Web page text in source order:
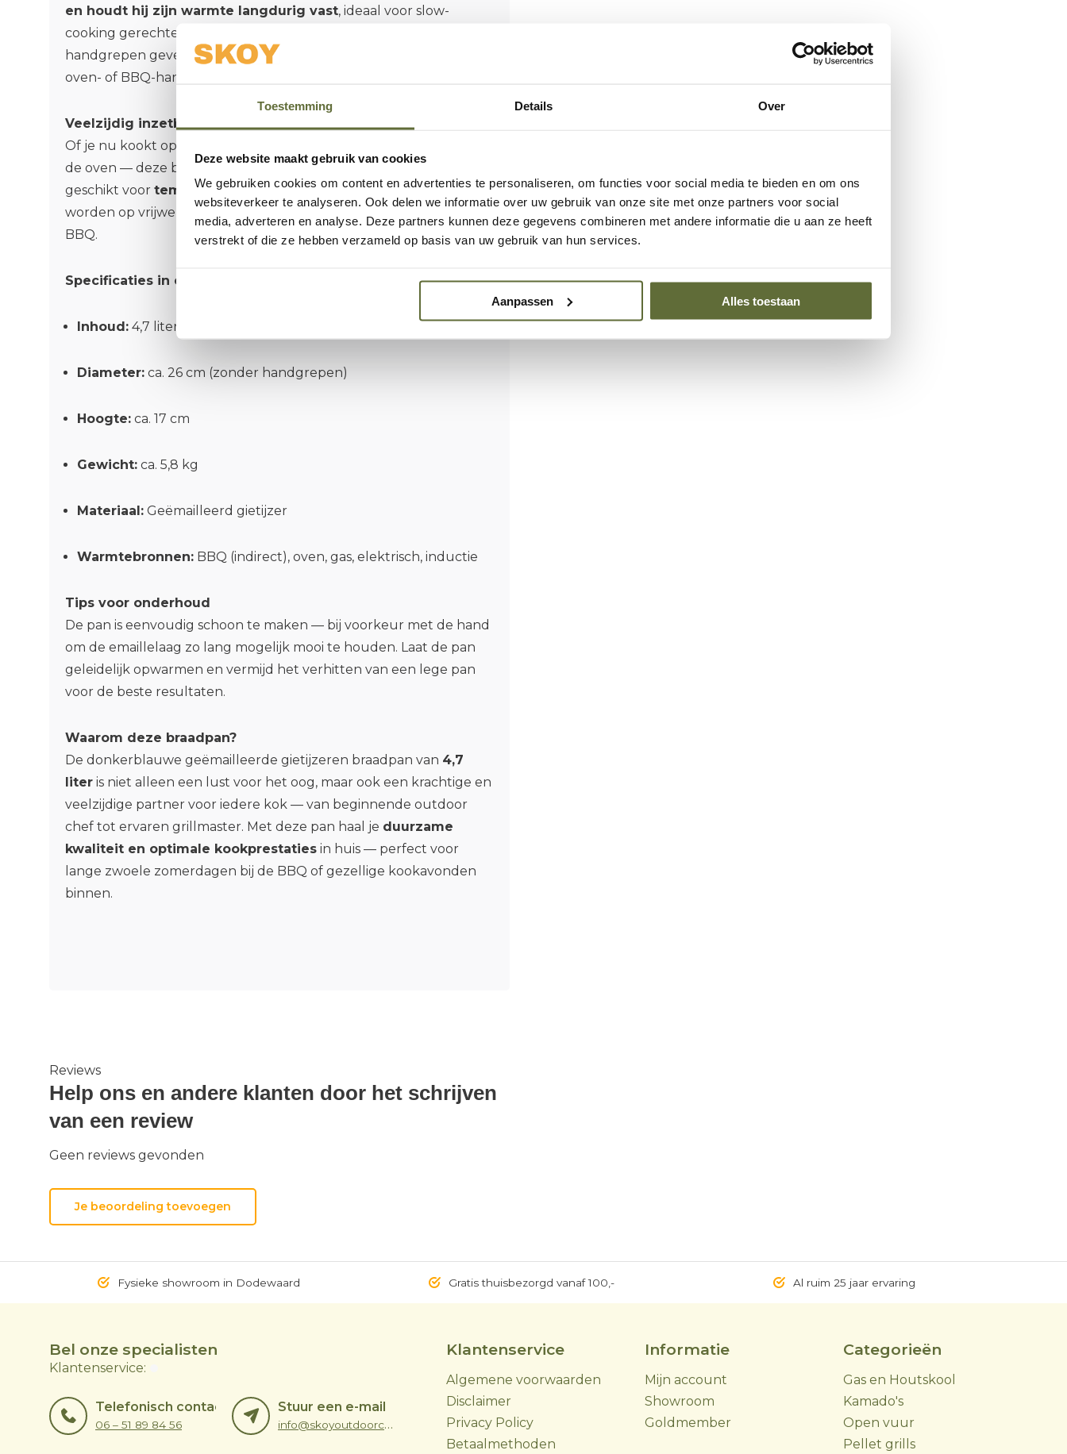
Toestemming Details Over
Deze website maakt gebruik van cookies
We gebruiken cookies om content en advertenties te personaliseren, om functies voor social media te bieden en om ons
websiteverkeer te analyseren. Ook delen we informatie over uw gebruik van onze site met onze partners voor social
media, adverteren en analyse. Deze partners kunnen deze gegevens combineren met andere informatie die u aan ze heeft
verstrekt of die ze hebben verzameld op basis van uw gebruik van hun services.
Aanpassen Alles toestaan
en houdt hij zijn warmte langdurig vast, ideaal voor slow-
cooking gerechten zoals stoofpotten en suddervlees. De brede
handgrepen geven een veilige, comfortabele grip
oven- of BBQ-handschoenen aan.
Veelzijdig inzetbaar op diverse warmtebronnen
Of je nu kookt op je grill, BBQ, gasfornuis, inductiekookplaat of in
de oven — deze braadpan draait nergens zijn hand voor om. Hij is
geschikt voor temperaturen tot circa 300 °Cen kan gebruikt
worden op vrijwel elk warmtebron, inclusief indirect vuur op de
BBQ.
Specificaties in één oogopslag
Inhoud: 4,7 liter
Diameter: ca. 26 cm (zonder handgrepen)
Hoogte: ca. 17 cm
Gewicht: ca. 5,8 kg
Materiaal: Geëmailleerd gietijzer
Warmtebronnen: BBQ (indirect), oven, gas, elektrisch, inductie
Tips voor onderhoud
De pan is eenvoudig schoon te maken — bij voorkeur met de hand
om de emaillelaag zo lang mogelijk mooi te houden. Laat de pan
geleidelijk opwarmen en vermijd het verhitten van een lege pan
voor de beste resultaten.
Waarom deze braadpan?
De donkerblauwe geëmailleerde gietijzeren braadpan van 4,7
liter is niet alleen een lust voor het oog, maar ook een krachtige en
veelzijdige partner voor iedere kok — van beginnende outdoor
chef tot ervaren grillmaster. Met deze pan haal je duurzame
kwaliteit en optimale kookprestaties in huis — perfect voor
lange zwoele zomerdagen bij de BBQ of gezellige kookavonden
binnen.
Reviews
Help ons en andere klanten door het schrijven
van een review
Geen reviews gevonden
Je beoordeling toevoegen
Fysieke showroom in Dodewaard Gratis thuisbezorgd vanaf 100,- Al ruim 25 jaar ervaring
Bel onze specialisten
Klantenservice:
Telefonisch contact
06 – 51 89 84 56
Stuur een e-mail
info@skoyoutdoorcooking.nl
Klantenservice
Algemene voorwaarden
Disclaimer
Privacy Policy
Betaalmethoden
Informatie
Mijn account
Showroom
Goldmember
Categorieën
Gas en Houtskool
Kamado's
Open vuur
Pellet grills